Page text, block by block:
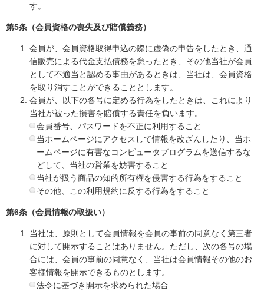
す。
第5条（会員資格の喪失及び賠償義務）
会員が、会員資格取得申込の際に虚偽の申告をしたとき、通
信販売による代金支払債務を怠ったとき、その他当社が会員
として不適当と認める事由があるときは、当社は、会員資格
を取り消すことができることとします。
会員が、以下の各号に定める行為をしたときは、これにより
当社が被った損害を賠償する責任を負います。
会員番号、パスワードを不正に利用すること
当ホームページにアクセスして情報を改ざんしたり、当ホ
ームページに有害なコンピュータプログラムを送信するな
どして、当社の営業を妨害すること
当社が扱う商品の知的所有権を侵害する行為をすること
その他、この利用規約に反する行為をすること
第6条（会員情報の取扱い）
当社は、原則として会員情報を会員の事前の同意なく第三者
に対して開示することはありません。ただし、次の各号の場
合には、会員の事前の同意なく、当社は会員情報その他のお
客様情報を開示できるものとします。
法令に基づき開示を求められた場合